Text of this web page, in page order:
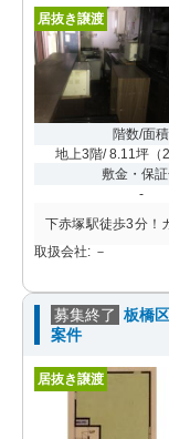
居抜き譲渡
階数/面積
地上3階/ 8.11坪（
敷金・保
-
下赤塚駅徒歩3分！
取扱会社: －
募集終了 板橋
案件
居抜き譲渡